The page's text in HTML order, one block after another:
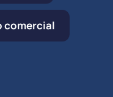
comercial